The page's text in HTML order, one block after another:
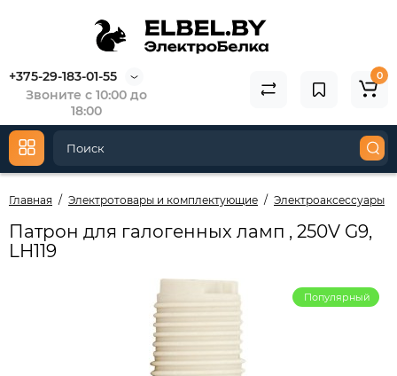
+375-29-183-01-55
Звоните с 10:00 до
18:00
0
Главная Электротовары и комплектующие Электроаксессуары
Патрон для галогенных ламп , 250V G9,
LH119
Популярный